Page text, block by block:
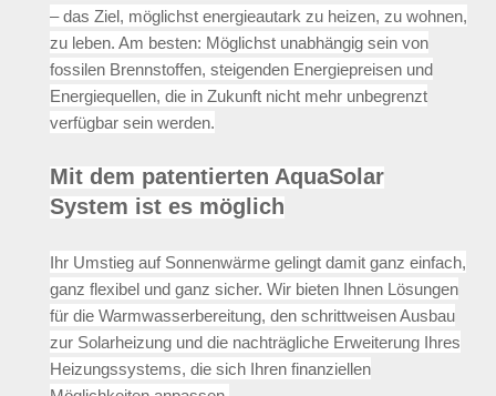
– das Ziel, möglichst energieautark zu heizen, zu wohnen,
zu leben. Am besten: Möglichst unabhängig sein von
fossilen Brennstoffen, steigenden Energiepreisen und
Energiequellen, die in Zukunft nicht mehr unbegrenzt
verfügbar sein werden.
Mit dem patentierten AquaSolar
System ist es möglich
Ihr Umstieg auf Sonnenwärme gelingt damit ganz einfach,
ganz flexibel und ganz sicher. Wir bieten Ihnen Lösungen
für die Warmwasserbereitung, den schrittweisen Ausbau
zur Solarheizung und die nachträgliche Erweiterung Ihres
Heizungssystems, die sich Ihren finanziellen